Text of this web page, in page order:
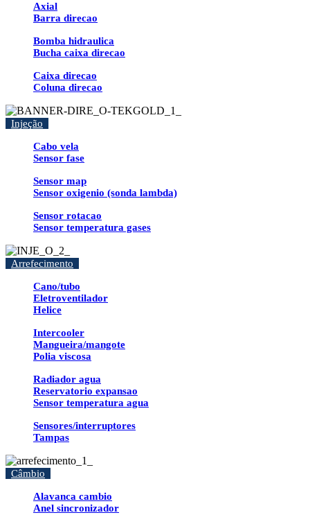
Axial
Barra direcao
Bomba hidraulica
Bucha caixa direcao
Caixa direcao
Coluna direcao
Injeção
Cabo vela
Sensor fase
Sensor map
Sensor oxigenio (sonda lambda)
Sensor rotacao
Sensor temperatura gases
Arrefecimento
Cano/tubo
Eletroventilador
Helice
Intercooler
Mangueira/mangote
Polia viscosa
Radiador agua
Reservatorio expansao
Sensor temperatura agua
Sensores/interruptores
Tampas
Câmbio
Alavanca cambio
Anel sincronizador